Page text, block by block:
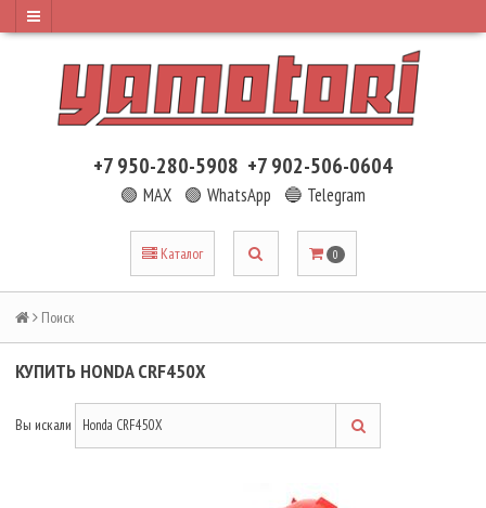
+7 950-280-5908 +7 902-506-0604
🟢 MAX 🟢 WhatsApp 🔵 Telegram
Каталог 0
Поиск
КУПИТЬ HONDA CRF450X
Вы искали